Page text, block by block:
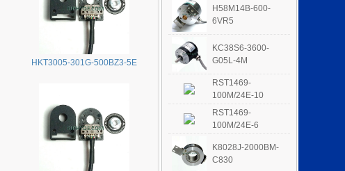
HKT3005-301G-500BZ3-5E
H58M14B-600-
6VR5
KC38S6-3600-
G05L-4M
RST1469-
100M/24E-10
RST1469-
100M/24E-6
K8028J-2000BM-
C830